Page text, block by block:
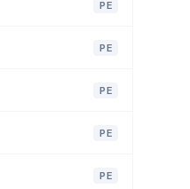
PE
PE
PE
PE
PE